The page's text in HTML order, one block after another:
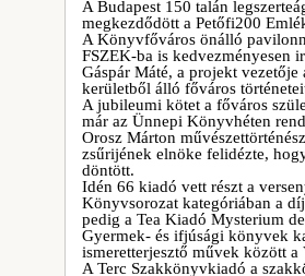
A Budapest 150 talán
megkezdődött a Petőfi200
A Könyvfőváros önálló
FSZEK-ba is kedvezményesen
Gáspár Máté, a projekt
kerületből álló főváros
A jubileumi kötet a főváros
már az Ünnepi Könyvhéten
Orosz Márton
zsűrijének elnöke felidézte,
döntött.
Idén 66 kiadó vett részt a
Könyvsorozat kategóriában a
pedig a Tea Kiadó Mysterium
Gyermek- és ifjúsági könyvek
ismeretterjesztő művek között
A Terc Szakkönyvkiadó a